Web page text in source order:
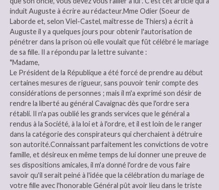
induit Auguste à écrire au rédacteur.Mme Odier (Soeur de
Laborde et, selon Viel-Castel, maîtresse de Thiers) a écrit à
Auguste il y a quelques jours pour obtenir l'autorisation de
pénétrer dans la prison où elle voulait que fût célébré le mariage
de sa fille. Il a répondu par la lettre suivante :
"Madame,
Le Président de la République a été forcé de prendre au début
certaines mesures de rigueur, sans pouvoir tenir compte des
considérations de personnes ; mais il m'a exprimé son désir de
rendre la liberté au général Cavaignac dès que l'ordre sera
rétabli. Il n'a pas oublié les grands services que le général a
rendus à la Société, à la loi et à l'ordre, et il est loin de le ranger
dans la catégorie des conspirateurs qui cherchaient à détruire
son autorité.Connaissant parfaitement les convictions de votre
famille, et désireux en même temps de lui donner une preuve de
ses dispositions amicales, il m'a donné l'ordre de vous faire
savoir qu'il serait peiné à l'idée que la célébration du mariage de
votre fille avec l'honorable Général pût avoir lieu dans le triste